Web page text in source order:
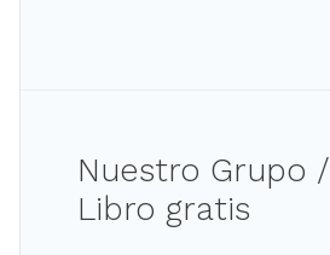
Nuestro Grupo /
Libro gratis